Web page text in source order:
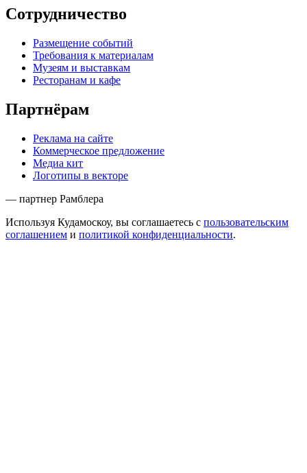
Сотрудничество
Размещение событий
Требования к материалам
Музеям и выставкам
Ресторанам и кафе
Партнёрам
Реклама на сайте
Коммерческое предложение
Медиа кит
Логотипы в векторе
— партнер Рамблера
Используя Кудамоскоу, вы соглашаетесь с пользовательским
соглашением и политикой конфиденциальности.